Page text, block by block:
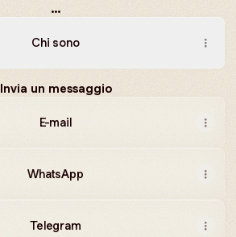
...
Chi sono
Invia un messaggio
E-mail
WhatsApp
Telegram